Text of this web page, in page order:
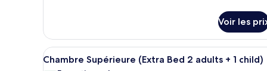
le
type
de
chambre
Voir les
Afficher
toutes
Une chambre d’hôtel avec
9
Chambre Supérieure (Extra Bed 2 adults + 1 child)